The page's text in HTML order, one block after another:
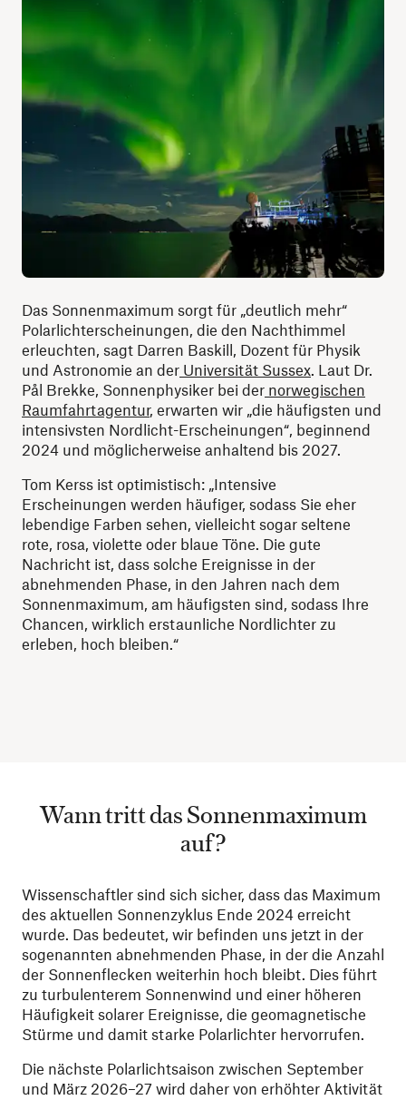
Das Sonnenmaximum sorgt für „deutlich mehr“
Polarlichterscheinungen, die den Nachthimmel
erleuchten, sagt Darren Baskill, Dozent für Physik
und Astronomie an der Universität Sussex . Laut Dr.
Pål Brekke, Sonnenphysiker bei der norwegischen
Raumfahrtagentur, erwarten wir „die häufigsten und
intensivsten Nordlicht-Erscheinungen“, beginnend
2024 und möglicherweise anhaltend bis 2027.
Tom Kerss ist optimistisch: „Intensive
Erscheinungen werden häufiger, sodass Sie eher
lebendige Farben sehen, vielleicht sogar seltene
rote, rosa, violette oder blaue Töne. Die gute
Nachricht ist, dass solche Ereignisse in der
abnehmenden Phase, in den Jahren nach dem
Sonnenmaximum, am häufigsten sind, sodass Ihre
Chancen, wirklich erstaunliche Nordlichter zu
erleben, hoch bleiben.“
Wann tritt das Sonnenmaximum
auf?
Wissenschaftler sind sich sicher, dass das Maximum
des aktuellen Sonnenzyklus Ende 2024 erreicht
wurde. Das bedeutet, wir befinden uns jetzt in der
sogenannten abnehmenden Phase, in der die Anzahl
der Sonnenflecken weiterhin hoch bleibt. Dies führt
zu turbulenterem Sonnenwind und einer höheren
Häufigkeit solarer Ereignisse, die geomagnetische
Stürme und damit starke Polarlichter hervorrufen.
Die nächste Polarlichtsaison zwischen September
und März 2026–27 wird daher von erhöhter Aktivität